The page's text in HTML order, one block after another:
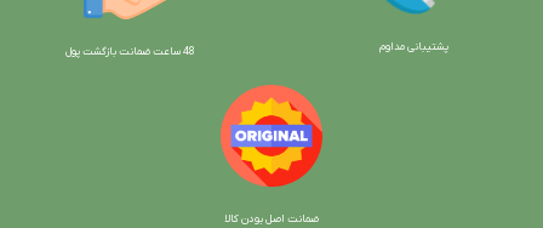
پشتیبانی مداوم 48 ساعت ضمانت بازگش ت پول
ضمانت اصل بودن کالا